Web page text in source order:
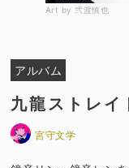
Art by 弐渡慎也
アルバム
九龍ストレイ
宮守文学